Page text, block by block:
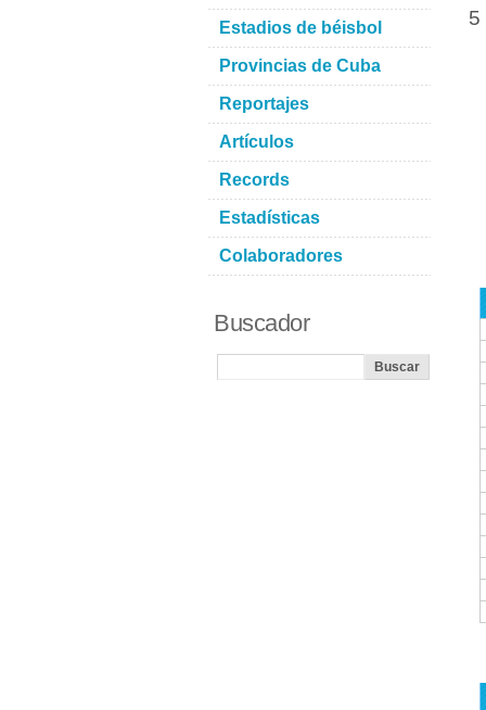
5
Estadios de béisbol
Provincias de Cuba
Reportajes
Artículos
Records
Estadísticas
Colaboradores
Buscador